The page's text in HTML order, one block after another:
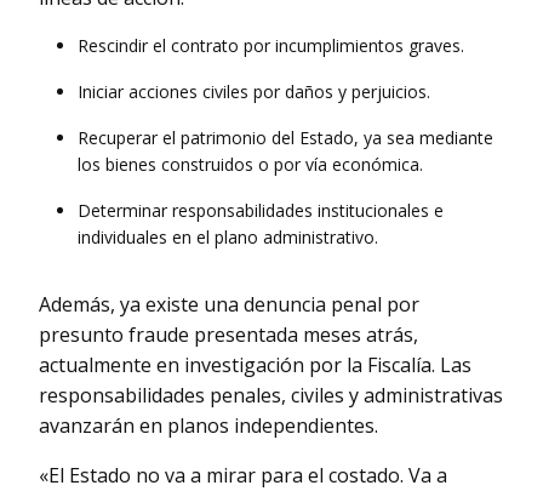
Rescindir el contrato por incumplimientos graves.
Iniciar acciones civiles por daños y perjuicios.
Recuperar el patrimonio del Estado, ya sea mediante
los bienes construidos o por vía económica.
Determinar responsabilidades institucionales e
individuales en el plano administrativo.
Además, ya existe una denuncia penal por
presunto fraude presentada meses atrás,
actualmente en investigación por la Fiscalía. Las
responsabilidades penales, civiles y administrativas
avanzarán en planos independientes.
«El Estado no va a mirar para el costado. Va a